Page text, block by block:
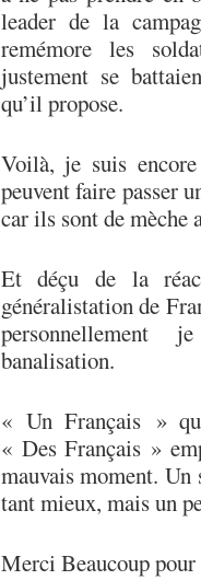
leader de la
remémore les
justement se
qu’il propose.
Voilà, je suis
peuvent faire passer
car ils sont de mèche
Et déçu de la
généralistation de
banalisation.
« Un Français »
« Des Français »
mauvais moment. Un
tant mieux, mais un
Merci Beaucoup